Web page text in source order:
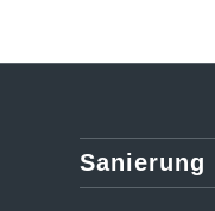
Sanierung